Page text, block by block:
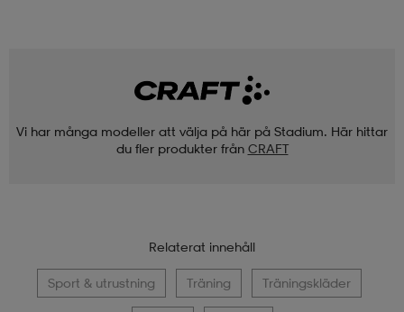
Vi har många modeller att välja på här på Stadium. Här hittar
du fler produkter från CRAFT
Relaterat innehåll
Sport & utrustning Träning Träningskläder